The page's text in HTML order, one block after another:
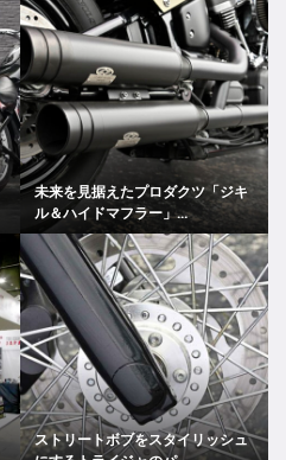
未来を見据えたプロダクツ「ジキ
ル＆ハイドマフラー」...
ストリートボブをスタイリッシュ